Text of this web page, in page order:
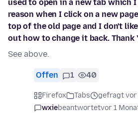
used to open in a new tab which I
reason when I click on a new
top of the old page and I don't
out how to change it back. Thank
See above.
Offen 1 40
Firefox Tabs
gefragt vor
wxiebeantwortetvor 1